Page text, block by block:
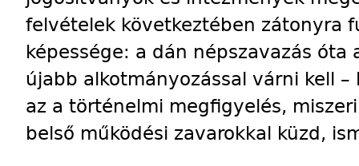
felvételek következtében zátonyra
képessége: a dán népszavazás
újabb alkotmányozással várni kell
az a történelmi megfigyelés,
belső működési zavarokkal küzd,